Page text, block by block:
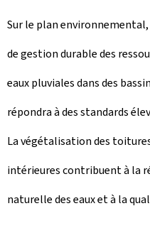
Sur le plan
de gestion durable des
eaux pluviales dans des
répondra à des standards
La végétalisation des
intérieures contribuent à la
naturelle des eaux et à la